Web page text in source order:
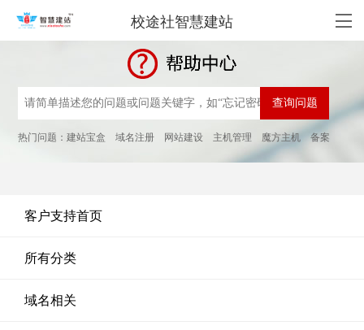
校途社智慧建站
热门问题：建站宝盒 域名注册 网站建设 主机管理 魔方主机 备案
客户支持首页
所有分类
域名相关